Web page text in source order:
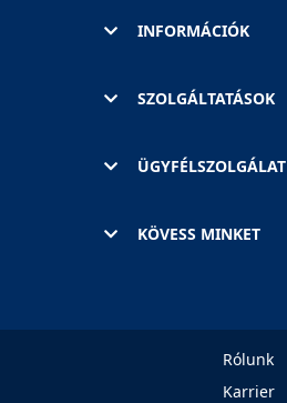
INFORMÁCIÓK
SZOLGÁLTATÁSOK
ÜGYFÉLSZOLGÁLAT
KÖVESS MINKET
Rólunk
Karrier